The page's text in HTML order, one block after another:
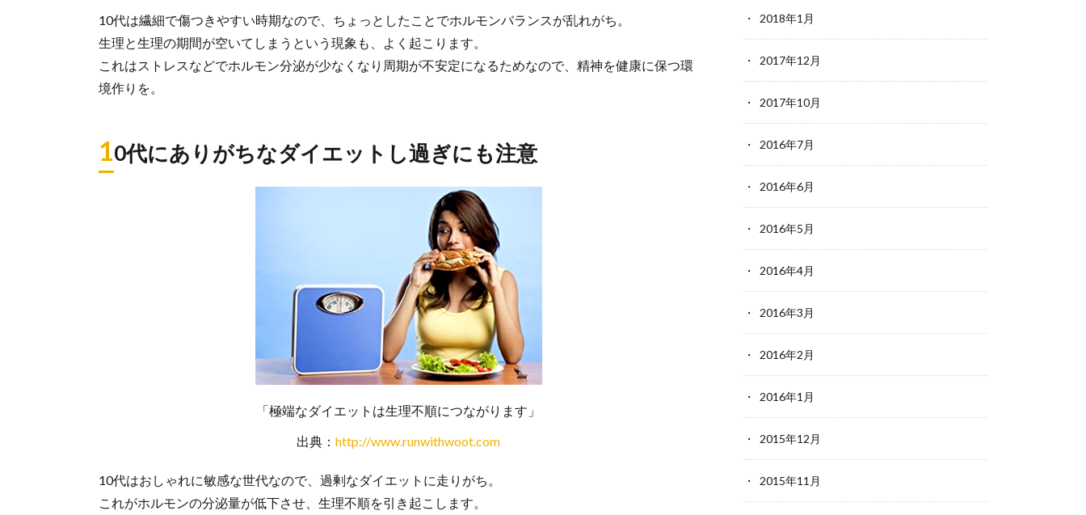
10代は繊細で傷つきやすい時期なので、ちょっとしたことでホルモンバランスが乱れがち。
生理と生理の期間が空いてしまうという現象も、よく起こります。
これはストレスなどでホルモン分泌が少なくなり周期が不安定になるためなので、精神を健康に保つ環
境作りを。
10代にありがちなダイエットし過ぎにも注意
「極端なダイエットは生理不順につながります」
出典：http://www.runwithwoot.com
10代はおしゃれに敏感な世代なので、過剰なダイエットに走りがち。
これがホルモンの分泌量が低下させ、生理不順を引き起こします。
2018年1月
2017年12月
2017年10月
2016年7月
2016年6月
2016年5月
2016年4月
2016年3月
2016年2月
2016年1月
2015年12月
2015年11月